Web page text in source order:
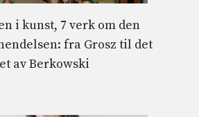
i kunst, 7 verk om den
fra Grosz til det
av Berkowski